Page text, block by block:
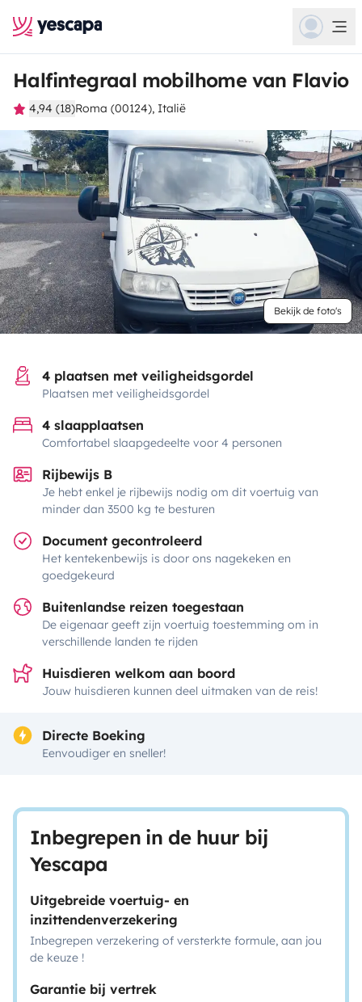
Halfintegraal mobilhome van Flavio
4,94 (18)Roma (00124), Italië
Bekijk de foto's
4 plaatsen met veiligheidsgordel
Plaatsen met veiligheidsgordel
4 slaapplaatsen
Comfortabel slaapgedeelte voor 4 personen
Rijbewijs B
Je hebt enkel je rijbewijs nodig om dit voertuig van
minder dan 3500 kg te besturen
Document gecontroleerd
Het kentekenbewijs is door ons nagekeken en
goedgekeurd
Buitenlandse reizen toegestaan
De eigenaar geeft zijn voertuig toestemming om in
verschillende landen te rijden
Huisdieren welkom aan boord
Jouw huisdieren kunnen deel uitmaken van de reis!
Directe Boeking
Eenvoudiger en sneller!
Inbegrepen in de huur bij
Yescapa
Uitgebreide voertuig- en
inzittendenverzekering
Inbegrepen verzekering of versterkte formule, aan jou
de keuze !
Garantie bij vertrek